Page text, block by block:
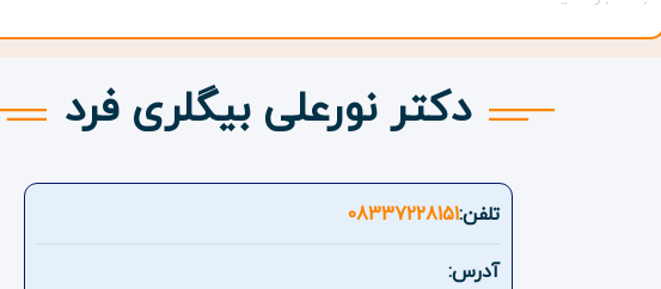
دکتر نورعلی بیگلری فرد
تلفن:08337228151
آدرس: